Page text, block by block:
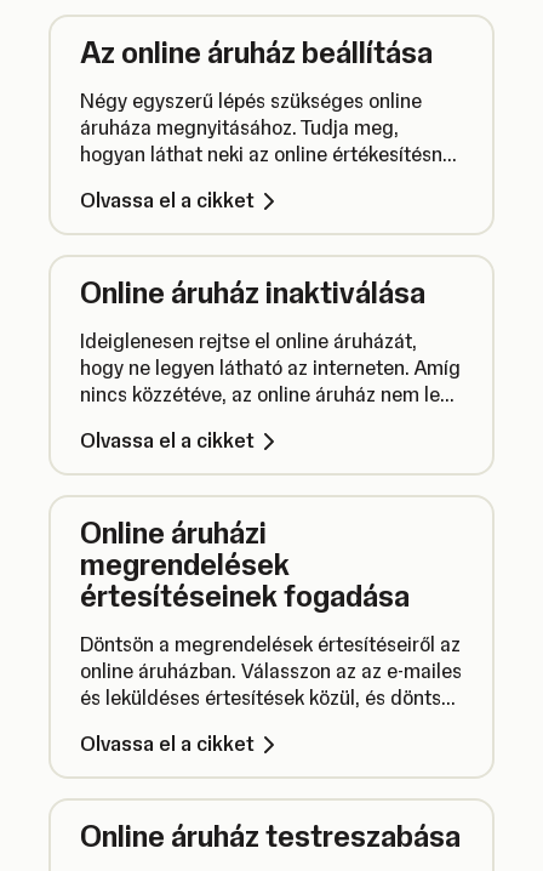
az ügyfeleknek küldött e-mailek tartalmát.
Az online áruház beállítása
Négy egyszerű lépés szükséges online
áruháza megnyitásához. Tudja meg,
hogyan láthat neki az online értékesítésnek
Olvassa el a cikket
Online áruház inaktiválása
Ideiglenesen rejtse el online áruházát,
hogy ne legyen látható az interneten. Amíg
nincs közzétéve, az online áruház nem lesz
megrendelések leadására. Az online
áruházat véglegesen is törölheti.
Olvassa el a cikket
Online áruházi
megrendelések
értesítéseinek fogadása
Döntsön a megrendelések értesítéseiről az
online áruházban. Válasszon az az e-mailes
és leküldéses értesítések közül, és döntse
Olvassa el a cikket
Online áruház testreszabása